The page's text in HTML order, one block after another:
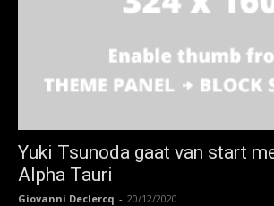
Yuki Tsunoda gaat van start
Alpha Tauri
Giovanni Declercq - 20/12/2020